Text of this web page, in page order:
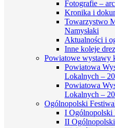
Fotografie –
Kronika i
Towarzystwo
Namysłaki
Aktualności i
Inne koleje
Powiatowe wystawy
Powiatowa
Lokalnych –
Powiatowa
Lokalnych –
Ogólnopolski
I Ogólnopolski
II